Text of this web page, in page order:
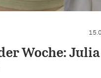
Woche: Julia